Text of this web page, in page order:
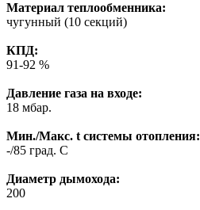
Материал теплообменника:
чугунный (10 секций)
КПД:
91-92 %
Давление газа на входе:
18 мбар.
Мин./Макс. t системы отопления:
-/85 град. C
Диаметр дымохода:
200